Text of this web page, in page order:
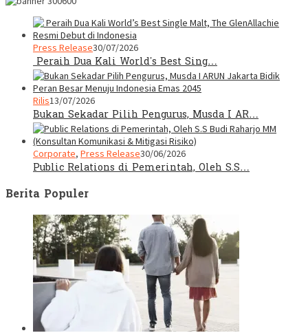
Press Release30/07/2026
Peraih Dua Kali World’s Best Sing…
Rilis13/07/2026
Bukan Sekadar Pilih Pengurus, Musda I AR…
Corporate, Press Release30/06/2026
Public Relations di Pemerintah, Oleh S.S…
Berita Populer